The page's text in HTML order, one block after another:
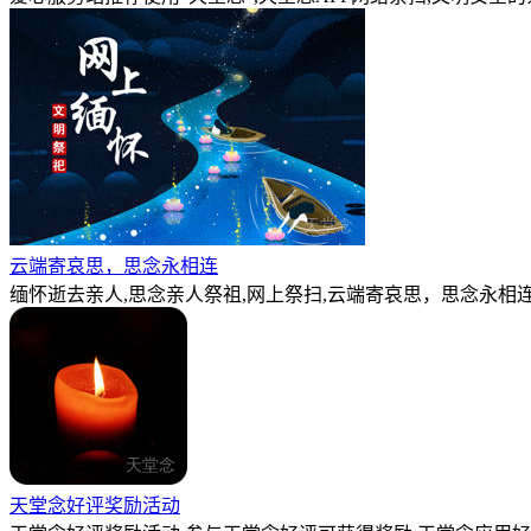
云端寄哀思，思念永相连
缅怀逝去亲人,思念亲人祭祖,网上祭扫,云端寄哀思，思念永相
天堂念好评奖励活动